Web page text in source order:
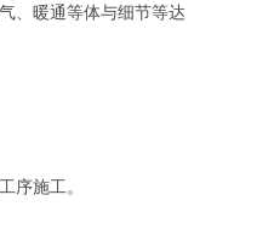
、暖通等体与细节等达
序施工。